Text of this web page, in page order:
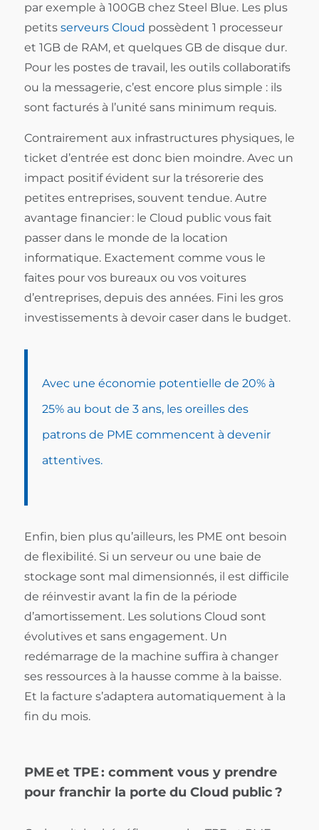
par exemple à 100GB chez Steel Blue. Les plus
petits serveurs Cloud possèdent 1 processeur
et 1GB de RAM, et quelques GB de disque dur.
Pour les postes de travail, les outils collaboratifs
ou la messagerie, c’est encore plus simple : ils
sont facturés à l’unité sans minimum requis.
Contrairement aux infrastructures physiques, le
ticket d’entrée est donc bien moindre. Avec un
impact positif évident sur la trésorerie des
petites entreprises, souvent tendue. Autre
avantage financier : le Cloud public vous fait
passer dans le monde de la location
informatique. Exactement comme vous le
faites pour vos bureaux ou vos voitures
d’entreprises, depuis des années. Fini les gros
investissements à devoir caser dans le budget.
Avec une économie potentielle de 20% à
25% au bout de 3 ans, les oreilles des
patrons de PME commencent à devenir
attentives.
Enfin, bien plus qu’ailleurs, les PME ont besoin
de flexibilité. Si un serveur ou une baie de
stockage sont mal dimensionnés, il est difficile
de réinvestir avant la fin de la période
d’amortissement. Les solutions Cloud sont
évolutives et sans engagement. Un
redémarrage de la machine suffira à changer
ses ressources à la hausse comme à la baisse.
Et la facture s’adaptera automatiquement à la
fin du mois.
PME et TPE : comment vous y prendre
pour franchir la porte du Cloud public ?